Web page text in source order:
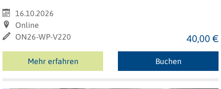
16.10.2026
Online
ON26-WP-V220
40,00 €
Mehr erfahren Buchen